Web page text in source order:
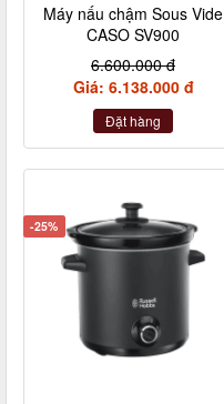
Máy nấu chậm Sous Vide
CASO SV900
6.600.000 đ
Giá: 6.138.000 đ
Đặt hàng
-25%